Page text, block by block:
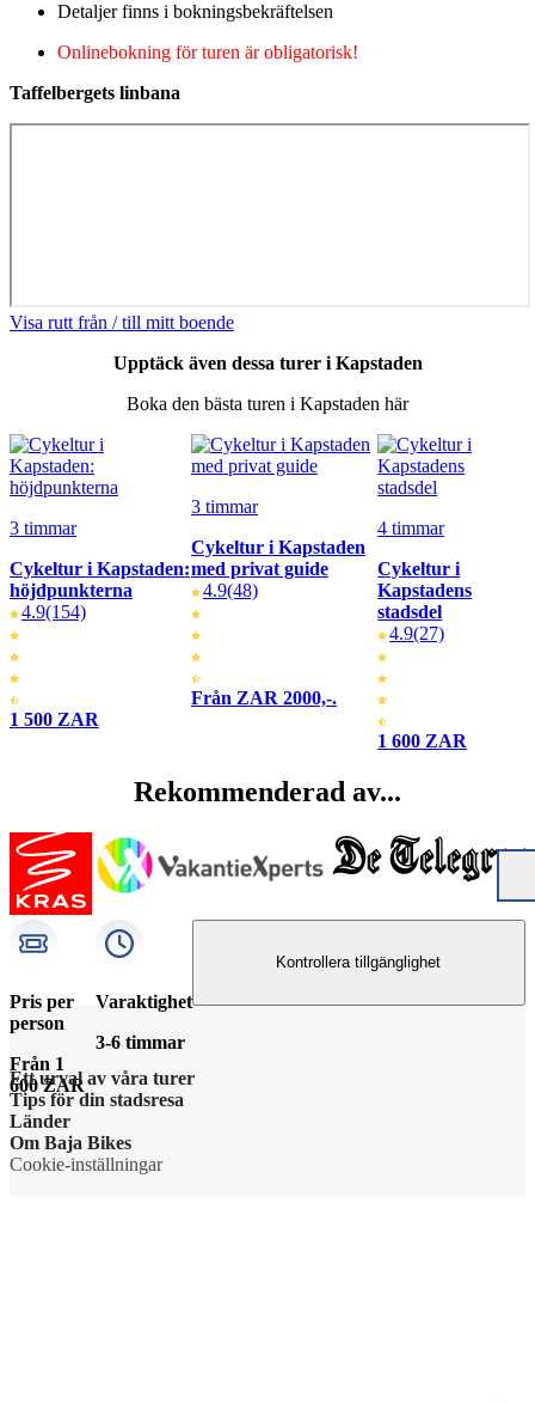
Detaljer finns i bokningsbekräftelsen
Onlinebokning för turen är obligatorisk!
Taffelbergets linbana
Visa rutt från / till mitt boende
Upptäck även dessa turer i Kapstaden
Boka den bästa turen i Kapstaden här
3 timmar
Cykeltur i Kapstaden:
höjdpunkterna
4.9(154)
1 500 ZAR
3 timmar
Cykeltur i Kapstaden
med privat guide
4.9(48)
Från ZAR 2000,-.
4 timmar
Cykeltur i
Kapstadens
stadsdel
4.9(27)
1 600 ZAR
Rekommenderad av...
Pris per
person
Från 1
600 ZAR
Varaktighet
3-6 timmar
Kontrollera tillgänglighet
Ett urval av våra turer
Tips för din stadsresa
Länder
Om Baja Bikes
Cookie-inställningar